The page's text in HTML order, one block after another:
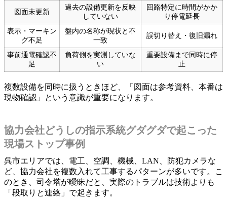
図面未更新
過去の設備更新を反映
していない
回路特定に時間がかか
り停電延長
表示・マーキン
グ不足
盤内の名称が現状と不
一致
誤切り替え・復旧漏れ
事前通電確認不
足
負荷側を実測していな
い
重要設備まで同時に停
止
複数設備を同時に扱うときほど、「図面は参考資料、本番は
現物確認」という意識が重要になります。
協力会社どうしの指示系統グダグダで起こった
現場ストップ事例
呉市エリアでは、電工、空調、機械、LAN、防犯カメラな
ど、協力会社を複数入れて工事するパターンが多いです。こ
のとき、司令塔が曖昧だと、実際のトラブルは技術よりも
「段取りと連絡」で起きます。